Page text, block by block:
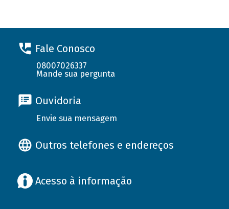
Fale Conosco
08007026337
Mande sua pergunta
Ouvidoria
Envie sua mensagem
Outros telefones e endereços
Acesso à informação